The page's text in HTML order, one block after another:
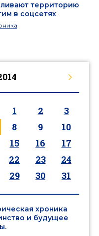
территорию
в соцсетях
1 2
3
8 9
10
15 16
17
22 23
24
29 30 31
хроника
и будущее